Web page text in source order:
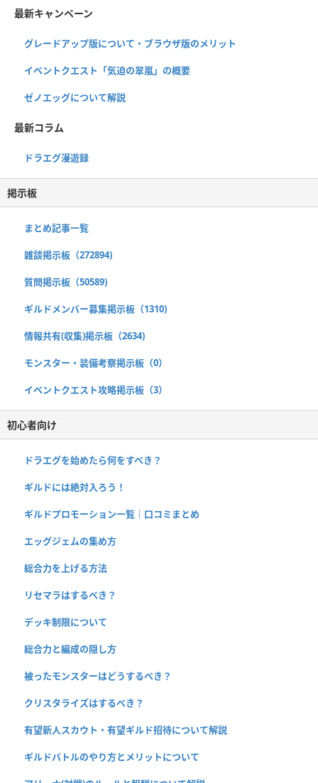
最新キャンペーン
グレードアップ版について・ブラウザ版のメリット
イベントクエスト「気迫の翠嵐」の概要
ゼノエッグについて解説
最新コラム
ドラエグ漫遊録
掲示板
まとめ記事一覧
雑談掲示板（272894)
質問掲示板（50589)
ギルドメンバー募集掲示板（1310)
情報共有(収集)掲示板（2634)
モンスター・装備考察掲示板（0）
イベントクエスト攻略掲示板（3）
初心者向け
ドラエグを始めたら何をすべき？
ギルドには絶対入ろう！
ギルドプロモーション一覧｜口コミまとめ
エッグジェムの集め方
総合力を上げる方法
リセマラはするべき？
デッキ制限について
総合力と編成の隠し方
被ったモンスターはどうするべき？
クリスタライズはするべき？
有望新人スカウト・有望ギルド招待について解説
ギルドバトルのやり方とメリットについて